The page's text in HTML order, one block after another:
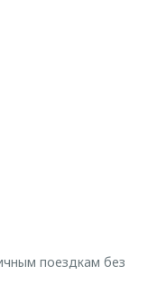
поездкам без